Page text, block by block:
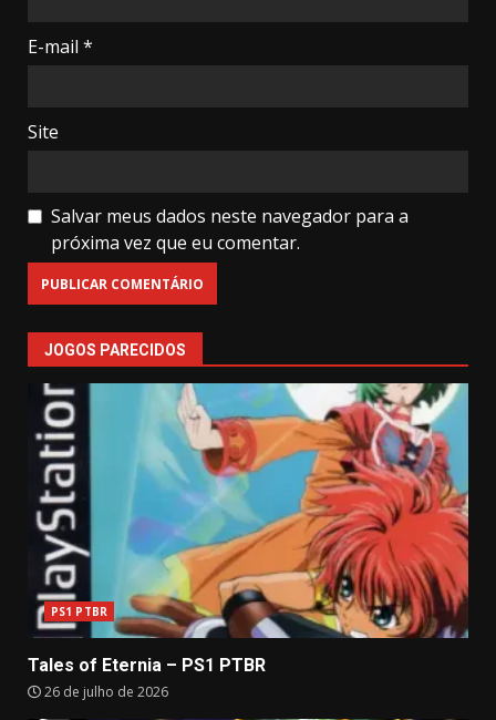
E-mail *
Site
Salvar meus dados neste navegador para a
próxima vez que eu comentar.
JOGOS PARECIDOS
PS1 PTBR
Tales of Eternia – PS1 PTBR
26 de julho de 2026